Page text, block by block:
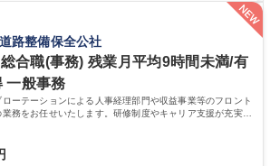
ため、安心して業務に取り組んでいただけます。
滋賀】営業事務 ※未経験可
加価値向上に貢献します。ベースの定型業務に加
に合わせ、能動的なサポート、改善の動きも期
シャリストとして、チームに貢献し、結果的に
なることができます。平均19:30の退勤以降の業
おり、メリハリのある働き方となります。 学
学 高専 短大 語学力： 資格：
路整備保全公社
総合職(事務) 残業月平均9時間未満/有
一般事務
ーテーションによる人事経理部門や収益事業等のフロント
務をお任せいたします。研修制度やキャリア支援が充実し